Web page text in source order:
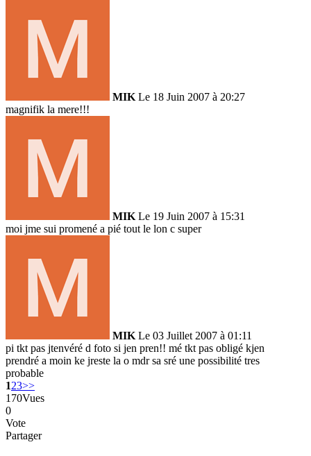
MIK Le 18 Juin 2007 à 20:27
magnifik la mere!!!
MIK Le 19 Juin 2007 à 15:31
moi jme sui promené a pié tout le lon c super
MIK Le 03 Juillet 2007 à 01:11
pi tkt pas jtenvéré d foto si jen pren!! mé tkt pas obligé kjen
prendré a moin ke jreste la o mdr sa sré une possibilité tres
probable
123>>
170Vues
0
Vote
Partager